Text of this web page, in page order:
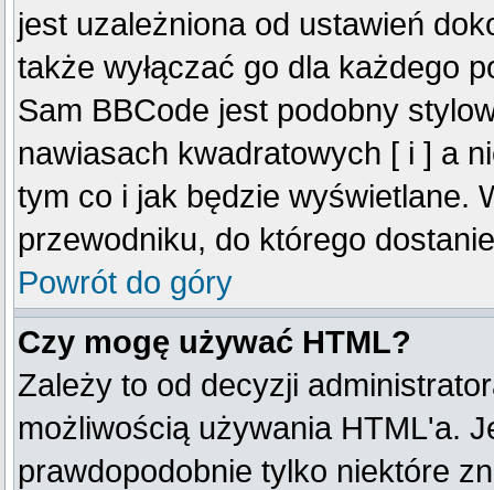
jest uzależniona od ustawień
także wyłączać go dla każdego
Sam BBCode jest podobny
nawiasach kwadratowych [ i ] a
tym co i jak będzie wyświetlane.
przewodniku, do którego
Powrót do góry
Czy mogę używać HTML?
Zależy to od decyzji
możliwością używania HTML'a.
prawdopodobnie tylko niektóre